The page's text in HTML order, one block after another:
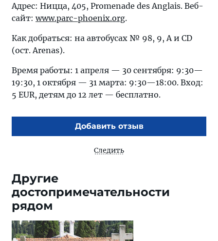
Адрес: Ницца, 405, Promenade des Anglais. Веб-
сайт: www.parc-phoenix.org.
Как добраться: на автобусах № 98, 9, A и CD
(ост. Arenas).
Время работы: 1 апреля — 30 сентября: 9:30—
19:30, 1 октября — 31 марта: 9:30—18:00. Вход:
5 EUR, детям до 12 лет — бесплатно.
Добавить отзыв
Следить
Другие
достопримечательности
рядом